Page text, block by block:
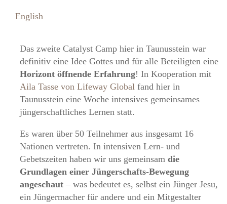
English
Das zweite Catalyst Camp hier in Taunusstein war
definitiv eine Idee Gottes und für alle Beteiligten eine
Horizont öffnende Erfahrung! In Kooperation mit
Aila Tasse von Lifeway Global fand hier in
Taunusstein eine Woche intensives gemeinsames
jüngerschaftliches Lernen statt.
Es waren über 50 Teilnehmer aus insgesamt 16
Nationen vertreten. In intensiven Lern- und
Gebetszeiten haben wir uns gemeinsam die
Grundlagen einer Jüngerschafts-Bewegung
angeschaut – was bedeutet es, selbst ein Jünger Jesu,
ein Jüngermacher für andere und ein Mitgestalter